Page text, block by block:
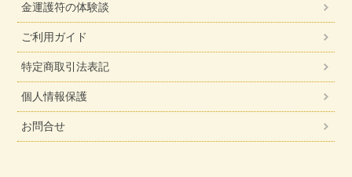
金運護符の体験談
ご利用ガイド
特定商取引法表記
個人情報保護
お問合せ